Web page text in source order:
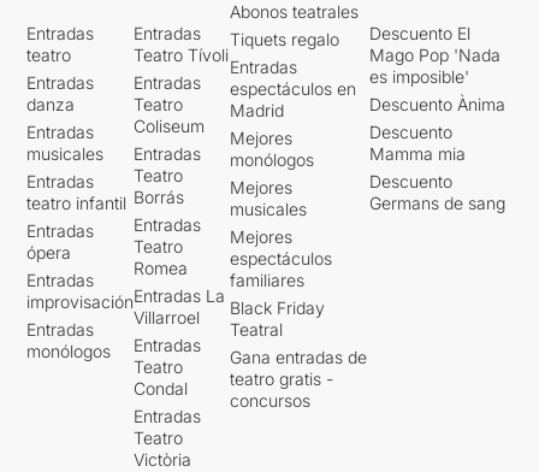
Entradas
teatro
Entradas
danza
Entradas
musicales
Entradas
teatro infantil
Entradas
ópera
Entradas
improvisación
Entradas
monólogos
Entradas
Teatro Tívoli
Entradas
Teatro
Coliseum
Entradas
Teatro
Borrás
Entradas
Teatro
Romea
Entradas La
Villarroel
Entradas
Teatro
Condal
Entradas
Teatro
Victòria
Abonos teatrales
Tiquets regalo
Entradas
espectáculos en
Madrid
Mejores
monólogos
Mejores
musicales
Mejores
espectáculos
familiares
Black Friday
Teatral
Gana entradas de
teatro gratis -
concursos
Descuento El
Mago Pop 'Nada
es imposible'
Descuento Ànima
Descuento
Mamma mia
Descuento
Germans de sang